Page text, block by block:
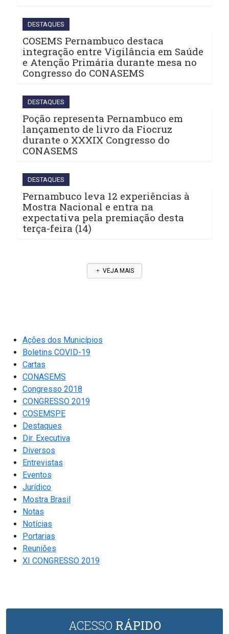
DESTAQUES
COSEMS Pernambuco destaca
integração entre Vigilância em Saúde
e Atenção Primária durante mesa no
Congresso do CONASEMS
DESTAQUES
Poção representa Pernambuco em
lançamento de livro da Fiocruz
durante o XXXIX Congresso do
CONASEMS
DESTAQUES
Pernambuco leva 12 experiências à
Mostra Nacional e entra na
expectativa pela premiação desta
terça-feira (14)
VEJA MAIS
Ações dos Municípios
Boletins COVID-19
Cartas
CONASEMS
Congresso 2018
CONGRESSO 2019
COSEMSPE
Destaques
Dir. Executiva
Diversos
Entrevistas
Eventos
Jurídico
Mostra Brasil
Notas
Notícias
Portarias
Reuniões
XI CONGRESSO 2019
ACESSO RÁPIDO